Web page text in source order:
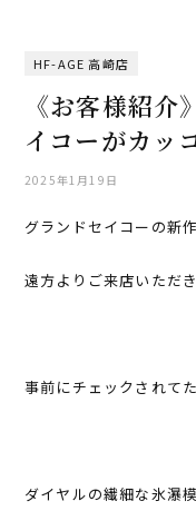
HF-AGE 高崎店
《お客様紹介
イコーがカッ
2025年1月19日
グランドセイコーの新
遠方よりご来店いただ
事前にチェックされて
ダイヤルの繊細な氷瀑